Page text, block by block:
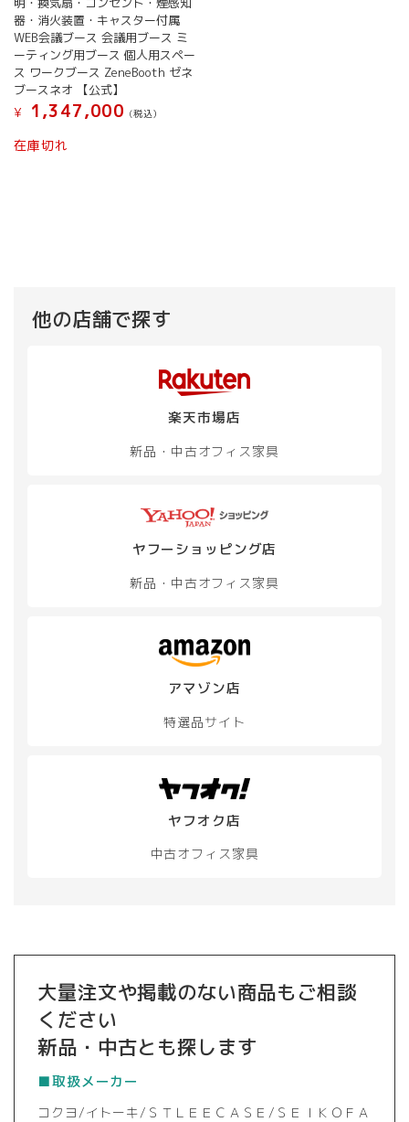
器・消火装置・キャスター付属
WEB会議ブース 会議用ブース ミ
ーティング用ブース 個人用スペー
ス ワークブース ZeneBooth ゼネ
ブースネオ 【公式】
¥
1,347,000 (税込）
在庫切れ
他の店舗で探す
楽天市場店
新品・中古オフィス家具
ヤフーショッピング店
新品・中古オフィス家具
アマゾン店
特選品サイト
ヤフオク店
中古オフィス家具
大量注文や掲載のない商品もご相談
ください
新品・中古とも探します
■取扱メーカー
コクヨ/イトーキ/ＳＴＬＥＥＣＡＳＥ/ＳＥＩＫＯＦＡ